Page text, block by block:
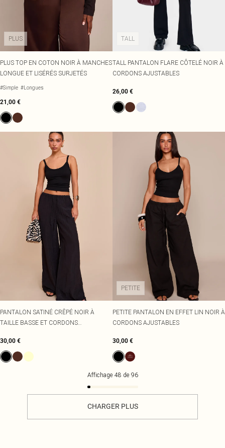
PLUS
PLUS TOP EN COTON NOIR À MANCHES
LONGUE ET LISÉRÉS SURJETÉS
#Simple #Longues
21,00 €
TALL
TALL PANTALON FLARE CÔTELÉ NOIR À
CORDONS AJUSTABLES
26,00 €
PANTALON SATINÉ CRÊPÉ NOIR À
TAILLE BASSE ET CORDONS
30,00 €
PETITE
PETITE PANTALON EN EFFET LIN NOIR À
CORDONS AJUSTABLES
30,00 €
Affichage 48 de 96
CHARGER PLUS